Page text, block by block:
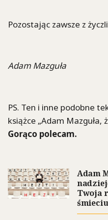
Pozostając zawsze z
Adam Mazguła
PS. Ten i inne podobne
książce „Adam Mazguła,
Gorąco polecam.
Adam
Twoja